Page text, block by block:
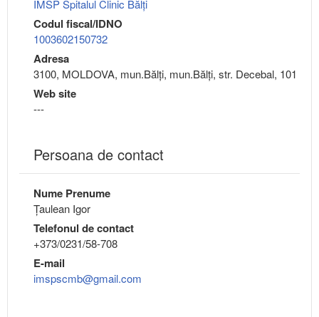
IMSP Spitalul Clinic Bălți
Codul fiscal/IDNO
1003602150732
Adresa
3100, MOLDOVA, mun.Bălţi, mun.Bălţi, str. Decebal, 101
Web site
---
Persoana de contact
Nume Prenume
Țaulean Igor
Telefonul de contact
+373/0231/58-708
E-mail
imspscmb@gmail.com